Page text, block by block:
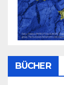
BÜCHER